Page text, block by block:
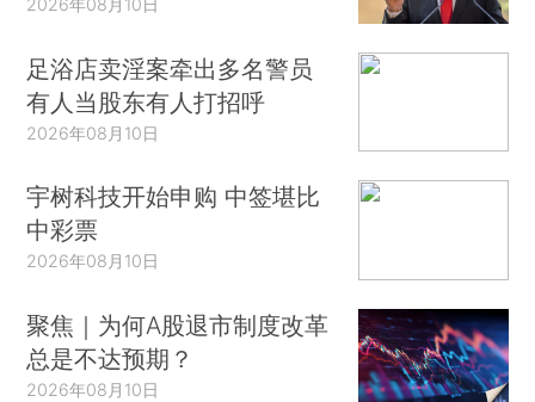
2026年08月10日
足浴店卖淫案牵出多名警员
有人当股东有人打招呼
2026年08月10日
宇树科技开始申购 中签堪比
中彩票
2026年08月10日
聚焦｜为何A股退市制度改革
总是不达预期？
2026年08月10日